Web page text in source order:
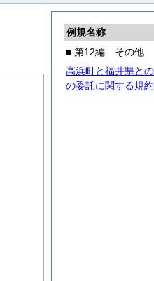
例規名称
■ 第12編 その他
高浜町と福井県と
の委託に関する規約